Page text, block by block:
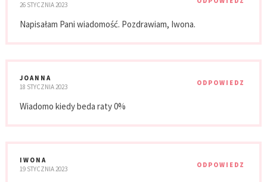
26 STYCZNIA 2023
Napisałam Pani wiadomość. Pozdrawiam, Iwona.
JOANNA
18 STYCZNIA 2023
ODPOWIEDZ
Wiadomo kiedy beda raty 0%
IWONA
19 STYCZNIA 2023
ODPOWIEDZ